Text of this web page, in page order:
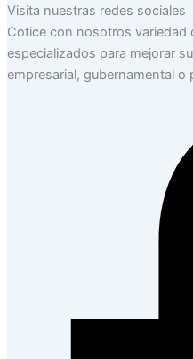
Visita nuestras redes sociales
Cotice con nosotros variedad
especializados para mejorar
empresarial, gubernamental o